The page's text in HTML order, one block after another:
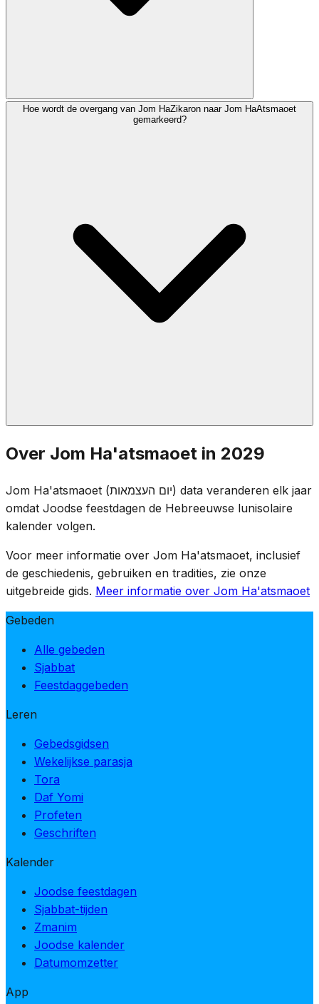
Veel gemeenschappen reciteren Hallel (met of zonder
Hoe wordt de overgang van Jom HaZikaron naar Jom HaAtsmaoet
gemarkeerd?
Bij zonsondergang op Jom HaZikaron markeert een
ceremonie op de Herzlberg de overgang.
Herdenkingsfakkels worden gedoofd en de viering
begint — van rouw naar vreugde in één avond, wat de
prijs benadrukt die voor de onafhankelijkheid is betaald.
Over Jom Ha'atsmaoet in 2029
Jom Ha'atsmaoet (יום העצמאות) data veranderen elk jaar
omdat Joodse feestdagen de Hebreeuwse lunisolaire
kalender volgen.
Voor meer informatie over Jom Ha'atsmaoet, inclusief
de geschiedenis, gebruiken en tradities, zie onze
uitgebreide gids. Meer informatie over Jom Ha'atsmaoet
Gebeden
Alle gebeden
Sjabbat
Feestdaggebeden
Leren
Gebedsgidsen
Wekelijkse parasja
Tora
Daf Yomi
Profeten
Geschriften
Kalender
Joodse feestdagen
Sjabbat-tijden
Zmanim
Joodse kalender
Datumomzetter
App